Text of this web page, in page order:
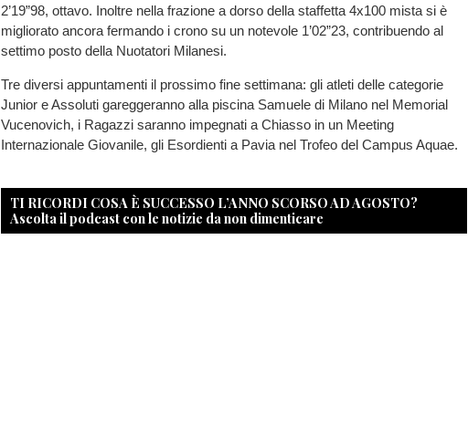
2’19”98, ottavo. Inoltre nella frazione a dorso della staffetta 4x100 mista si è
migliorato ancora fermando i crono su un notevole 1’02”23, contribuendo al
settimo posto della Nuotatori Milanesi.
Tre diversi appuntamenti il prossimo fine settimana: gli atleti delle categorie
Junior e Assoluti gareggeranno alla piscina Samuele di Milano nel Memorial
Vucenovich, i Ragazzi saranno impegnati a Chiasso in un Meeting
Internazionale Giovanile, gli Esordienti a Pavia nel Trofeo del Campus Aquae.
TI RICORDI COSA È SUCCESSO L’ANNO SCORSO AD AGOSTO?
Ascolta il podcast con le notizie da non dimenticare